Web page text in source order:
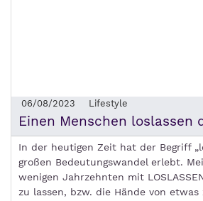
06/08/2023 Lifestyle
Einen Menschen loslassen
In der heutigen Zeit hat der Begriff
großen Bedeutungswandel erlebt.
wenigen Jahrzehnten mit
zu lassen, bzw. die Hände von etwas